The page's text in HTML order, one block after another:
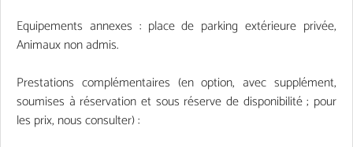
Equipements annexes : place de parking extérieure privée,
Animaux non admis.
Prestations complémentaires (en option, avec supplément,
soumises à réservation et sous réserve de disponibilité ; pour
les prix, nous consulter) :